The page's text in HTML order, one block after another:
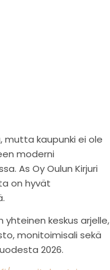
mutta kaupunki ei ole
moderni
As Oy Oulun Kirjuri
on hyvät
keskus arjelle,
monitoimisali sekä
2026.